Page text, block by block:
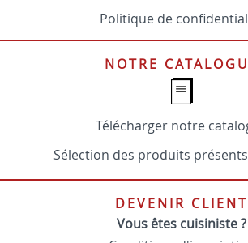
Politique de
NOTRE
Télécharger notre
Sélection des produits
DEVENIR CLIENT
Vous êtes cuisiniste ?